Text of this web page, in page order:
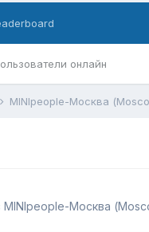
онлайн
MINIpeople-Москва
MINIpeople-Москва